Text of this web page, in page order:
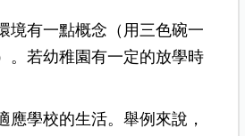
境有一點概念（用三色碗一
。若幼稚園有一定的放學時
學校的生活。舉例來說，